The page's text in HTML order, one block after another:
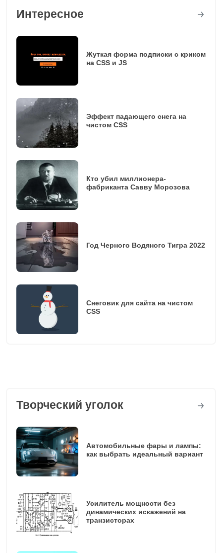
Интересное
Жуткая форма подписки с криком
на CSS и JS
Эффект падающего снега на
чистом CSS
Кто убил миллионера-
фабриканта Савву Морозова
Год Черного Водяного Тигра 2022
Снеговик для сайта на чистом
CSS
Творческий уголок
Автомобильные фары и лампы:
как выбрать идеальный вариант
Усилитель мощности без
динамических искажений на
транзисторах